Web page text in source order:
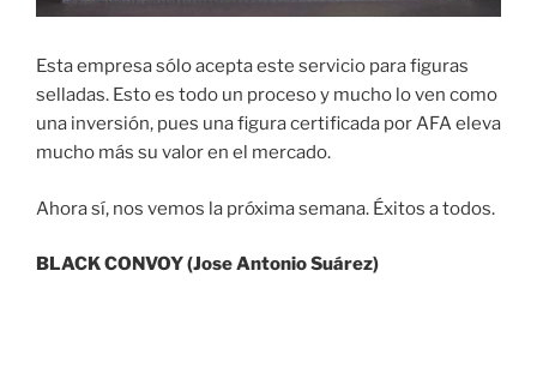
Esta empresa sólo acepta este servicio para figuras
selladas. Esto es todo un proceso y mucho lo ven como
una inversión, pues una figura certificada por AFA eleva
mucho más su valor en el mercado.
Ahora sí, nos vemos la próxima semana. Éxitos a todos.
BLACK CONVOY (Jose Antonio Suárez)